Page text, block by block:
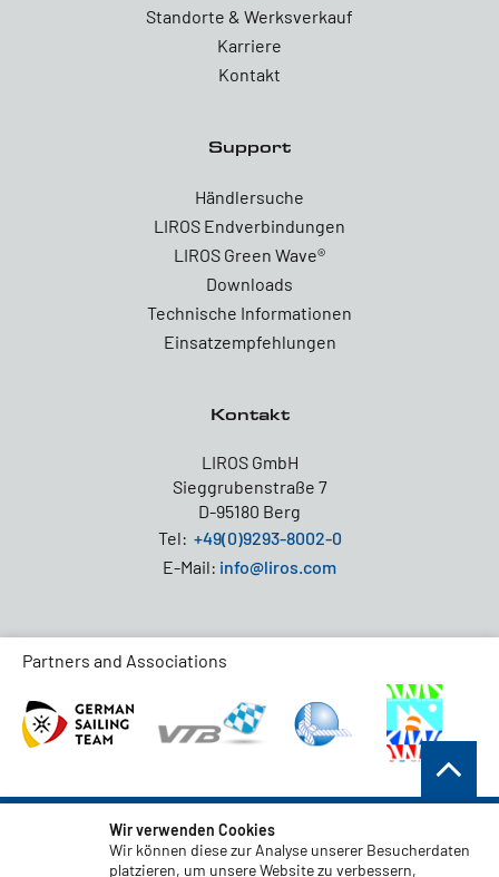
Standorte & Werksverkauf
Karriere
Kontakt
Support
Händlersuche
LIROS Endverbindungen
LIROS Green Wave®
Downloads
Technische Informationen
Einsatzempfehlungen
Kontakt
LIROS GmbH
Sieggrubenstraße 7
D-95180 Berg
Tel: +49(0)9293-8002-0
E-Mail: info@liros.com
Partners and Associations
AGB
Datenschutz
Wir verwenden Cookies
Wir können diese zur Analyse unserer Besucherdaten
platzieren, um unsere Website zu verbessern,